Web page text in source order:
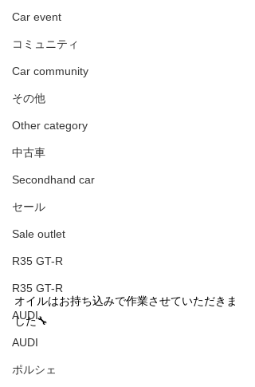
Car event
コミュニティ
Car community
その他
Other category
中古車
Secondhand car
セール
Sale outlet
R35 GT-R
R35 GT-R
AUDI
AUDI
ポルシェ
オイルはお持ち込みで作業させていただきま
した🔧